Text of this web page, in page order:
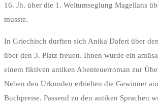
16. Jh. über die 1. Weltumseglung Magellans
musste.
In Griechisch durften sich Anika Dafert über
über den 3. Platz freuen. Ihnen wurde ein
einem fiktiven antiken Abenteuerroman zur
Neben den Urkunden erhielten die Gewinner
Buchpreise. Passend zu den antiken Sprachen